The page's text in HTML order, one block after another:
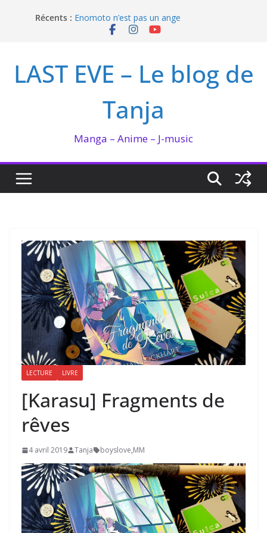
Récents : Enomoto n’est pas un ange
QUEEN BEE enflamme le Bataclan
I’m not in love de Zeniko Sumiya
LAST EVE – Le blog de
Tanja
Manga – Anime – J-music
LECTURE LIVRE
[Karasu] Fragments de
rêves
4 avril 2019 Tanja boyslove,MM